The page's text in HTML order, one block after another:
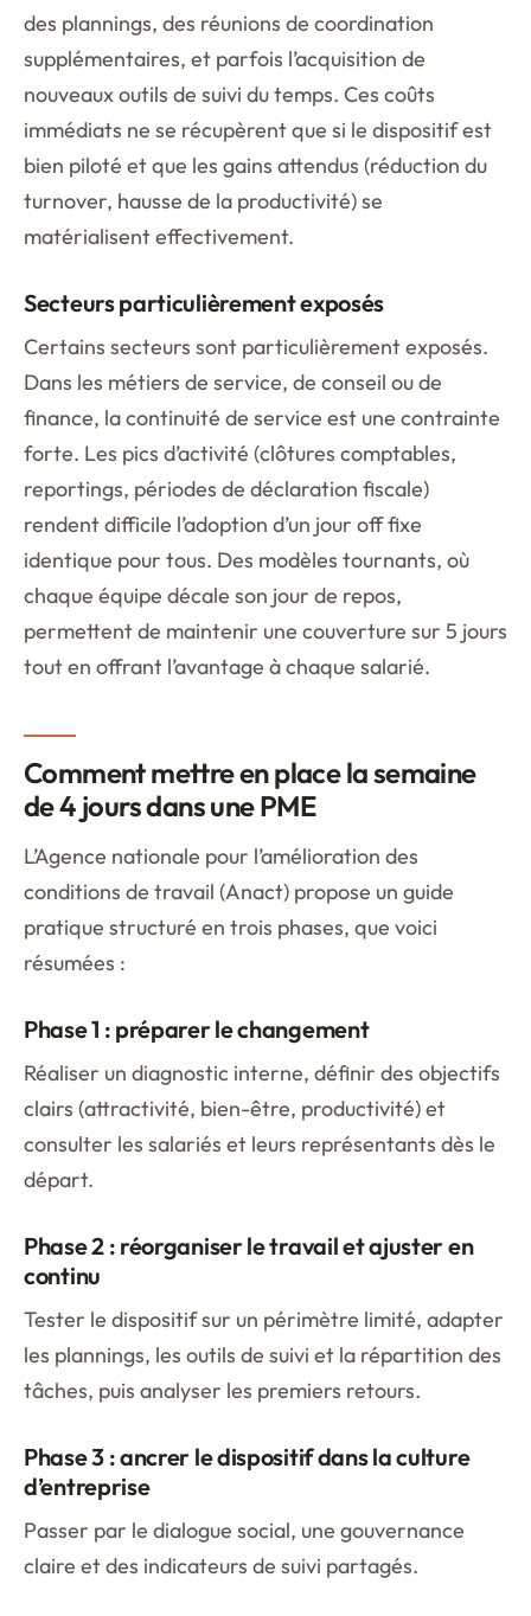
des plannings, des réunions de coordination
supplémentaires, et parfois l’acquisition de
nouveaux outils de suivi du temps. Ces coûts
immédiats ne se récupèrent que si le dispositif est
bien piloté et que les gains attendus (réduction du
turnover, hausse de la productivité) se
matérialisent effectivement.
Secteurs particulièrement exposés
Certains secteurs sont particulièrement exposés.
Dans les métiers de service, de conseil ou de
finance, la continuité de service est une contrainte
forte. Les pics d’activité (clôtures comptables,
reportings, périodes de déclaration fiscale)
rendent difficile l’adoption d’un jour off fixe
identique pour tous. Des modèles tournants, où
chaque équipe décale son jour de repos,
permettent de maintenir une couverture sur 5 jours
tout en offrant l’avantage à chaque salarié.
Comment mettre en place la semaine
de 4 jours dans une PME
L’Agence nationale pour l’amélioration des
conditions de travail (Anact) propose un guide
pratique structuré en trois phases, que voici
résumées :
Phase 1 : préparer le changement
Réaliser un diagnostic interne, définir des objectifs
clairs (attractivité, bien-être, productivité) et
consulter les salariés et leurs représentants dès le
départ.
Phase 2 : réorganiser le travail et ajuster en
continu
Tester le dispositif sur un périmètre limité, adapter
les plannings, les outils de suivi et la répartition des
tâches, puis analyser les premiers retours.
Phase 3 : ancrer le dispositif dans la culture
d’entreprise
Passer par le dialogue social, une gouvernance
claire et des indicateurs de suivi partagés.